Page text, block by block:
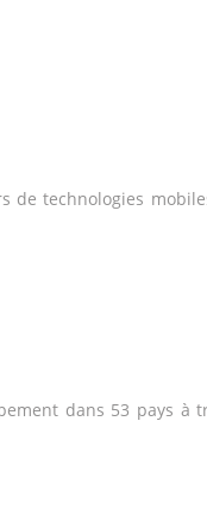
technologies
dans 53 pays à